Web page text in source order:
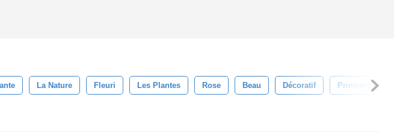
La Nature Fleuri Les Plantes Rose Beau Décoratif Printemps